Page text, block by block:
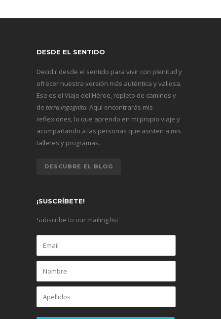
DESDE EL SENTIDO
Decidir desde el sentido para vivir con plenitud y
ofrecer nuestra versión más auténtica y valiosa.
Ese es el Viaje del Héroe, repleto de caminos y
de terra ingognita. Aquí encontrarás mis
reflexiones, lo que aprendo en mi propio viaje y
acompañando a las personas que asisten a mis
talleres y programas.
DESCUBRE EL BLOG
¡SUSCRÍBETE!
Subscribe to our mailing list